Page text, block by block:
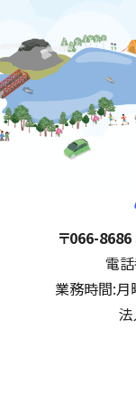
住所:
〒066-
電
業務時間:月